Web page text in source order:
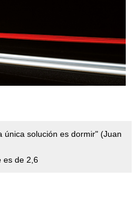
única solución es dormir" (Juan
es de 2,6